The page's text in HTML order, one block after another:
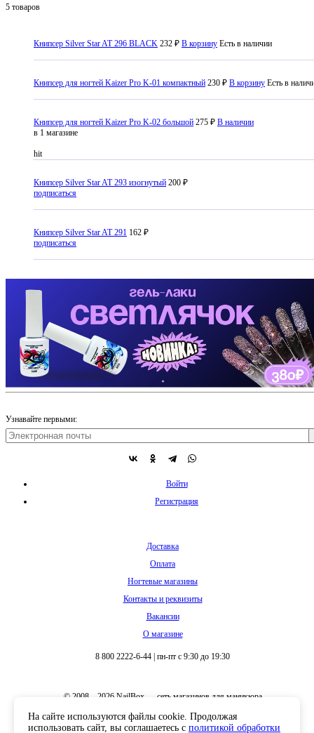
5 товаров
Книпсер Silver Star AT 296 BLACK 232 ₽ В корзину Есть в наличии
Книпсер для ногтей Kaizer Pro K-01 компактный 230 ₽ В корзину Есть в
Книпсер для ногтей Kaizer Pro K-02 большой 275 ₽ В наличии
в 1 магазине
hit
Книпсер Silver Star AT 293 изогнутый 200 ₽
подписаться
Книпсер Silver Star AT 291 162 ₽
подписаться
Узнавайте первыми:
Войти
Регистрация
Доставка
Оплата
Ногтевые магазины
Контакты и реквизиты
Вакансии
О магазине
8 800 2222-6-44 | пн-пт с 9:30 до 19:30
© 2008 – 2026 NailBox — сеть магазинов для маникюра
На сайте используются файлы cookie. Продолжая
использовать сайт, вы соглашаетесь с политикой обработки